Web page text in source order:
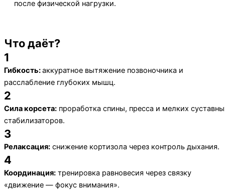
после физической нагрузки.
Что даёт?
1
Гибкость:аккуратное вытяжение позвоночника и
расслабление глубоких мышц.
2
Сила корсета: проработка спины, пресса и мелких
стабилизаторов.
3
Релаксация: снижение кортизола через контроль дыхания.
4
Координация: тренировка равновесия через связку
«движение — фокус внимания».